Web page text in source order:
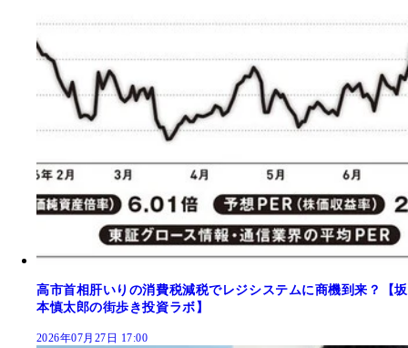
高市首相肝いりの消費税減税でレジシステムに商機到来？【坂
本慎太郎の街歩き投資ラボ】
2026年07月27日 17:00